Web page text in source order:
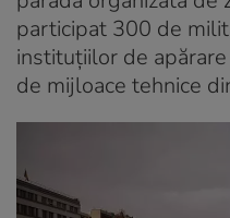
participat 300 de
instituţiilor de
de mijloace tehnice